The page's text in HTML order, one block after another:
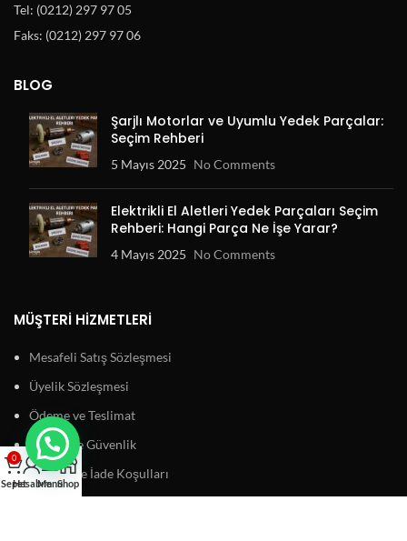
Tel: (0212) 297 97 05
Faks: (0212) 297 97 06
BLOG
Şarjlı Motorlar ve Uyumlu Yedek Parçalar:
Seçim Rehberi
5 Mayıs 2025 No Comments
Elektrikli El Aletleri Yedek Parçaları Seçim
Rehberi: Hangi Parça Ne İşe Yarar?
4 Mayıs 2025 No Comments
MÜŞTERI HIZMETLERI
Mesafeli Satış Sözleşmesi
Üyelik Sözleşmesi
Ödeme ve Teslimat
Gizlilik ve Güvenlik
Garanti ve İade Koşulları
0
SepetHesabımMenuShop